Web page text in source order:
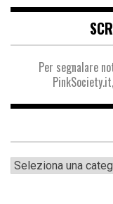
Per segnalare
Categorie